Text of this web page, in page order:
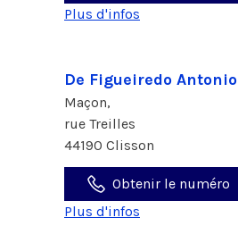
Plus d'infos
De Figueiredo Antonio
Maçon,
rue Treilles
44190 Clisson
Obtenir le numéro
Plus d'infos